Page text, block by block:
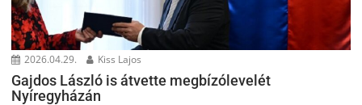
2026.04.29. Kiss Lajos
Gajdos László is átvette megbízólevelét
Nyíregyházán